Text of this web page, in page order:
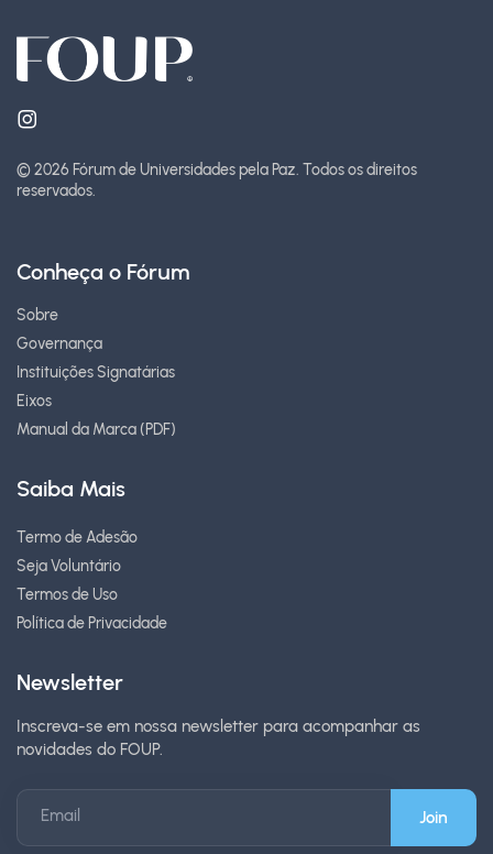
© 2026 Fórum de Universidades pela Paz. Todos os direitos
reservados.
Conheça o Fórum
Sobre
Governança
Instituições Signatárias
Eixos
Manual da Marca (PDF)
Saiba Mais
Termo de Adesão
Seja Voluntário
Termos de Uso
Política de Privacidade
Newsletter
Inscreva-se em nossa newsletter para acompanhar as
novidades do FOUP.
Email